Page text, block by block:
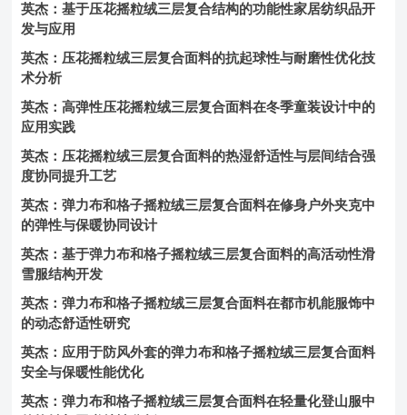
英杰：基于压花摇粒绒三层复合结构的功能性家居纺织品开
发与应用
英杰：压花摇粒绒三层复合面料的抗起球性与耐磨性优化技
术分析
英杰：高弹性压花摇粒绒三层复合面料在冬季童装设计中的
应用实践
英杰：压花摇粒绒三层复合面料的热湿舒适性与层间结合强
度协同提升工艺
英杰：弹力布和格子摇粒绒三层复合面料在修身户外夹克中
的弹性与保暖协同设计
英杰：基于弹力布和格子摇粒绒三层复合面料的高活动性滑
雪服结构开发
英杰：弹力布和格子摇粒绒三层复合面料在都市机能服饰中
的动态舒适性研究
英杰：应用于防风外套的弹力布和格子摇粒绒三层复合面料
安全与保暖性能优化
英杰：弹力布和格子摇粒绒三层复合面料在轻量化登山服中